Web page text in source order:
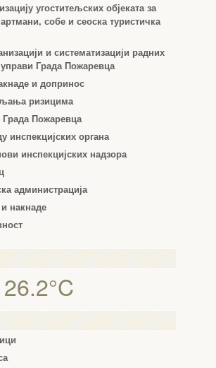
угоститељских објеката за
собе и сеоска туристичка
и систематизацији радних
управи Града Пожаревца
и допринос
ризицима
Пожаревца
инспекцијских органа
инспекцијских надзора
администрација
накнаде
26.2°C